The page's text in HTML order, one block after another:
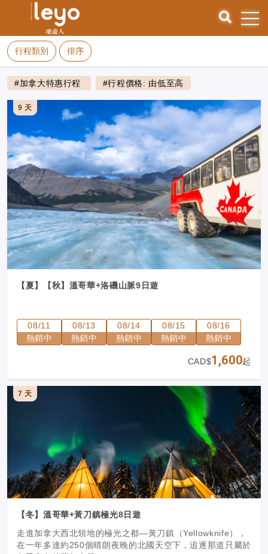
行程類別 排序
#加拿大特惠行程 #行程價格: 由低至高
9 天
【夏】【秋】溫哥華+洛磯山脈9日遊
08/11
熱銷中
08/13
熱銷中
08/14
熱銷中
08/15
熱銷中
08/16
熱銷中
CAD$1,600起
7 天
【冬】溫哥華+黃刀鎮極光8日遊
走進加拿大西北領地的極光之都—黃刀鎮（Yellowknife），
在一年多達約250個晴朗夜晚的北國天空下，追逐那道只屬於